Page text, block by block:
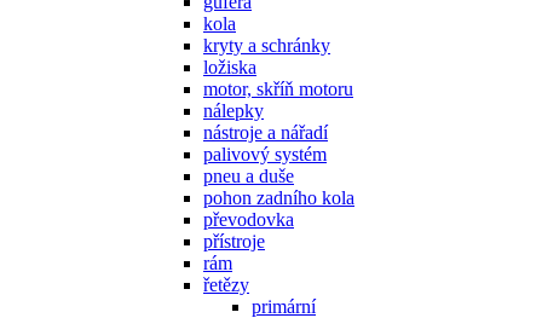
kola
kryty a schránky
ložiska
motor, skříň motoru
nálepky
nástroje a nářadí
palivový systém
pneu a duše
pohon zadního kola
převodovka
přístroje
rám
řetězy
primární